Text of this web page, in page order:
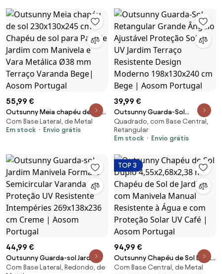
55,99 €
Outsunny Meia chapéu de sol
230x130x245 cm Chapéu de sol
para Parede Jardim com
Aosom Portugal
Com Base Lateral, de Metal
Em stock
Envio grátis
39,99 €
Outsunny Guarda-Sol
Retangular Grande Ângulo
Ajustável Proteção Solar UV
Jardim Terraço Resistente
cm Bege | Aosom Portugal
Quadrado, com Base Central,
Retangular
Em stock
Envio grátis
44,99 €
Outsunny Guarda-sol Jardim
Manivela Formato Semicircular
Com Base Lateral, Redondo, de
TOP 3
94,99 €
Outsunny Chapéu de Sol Duplo
4,55x2,68x2,38 m Chapéu de
Com Base Central, de Metal